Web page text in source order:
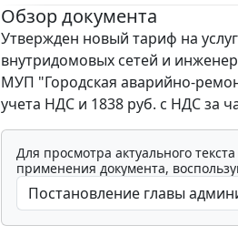
Обзор документа
Утвержден новый тариф на
внутридомовых сетей и
МУП "Городская аварийно-
учета НДС и 1838 руб. с НДС за
Для просмотра актуального
применения документа,